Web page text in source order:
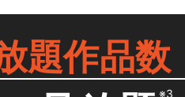
題作品数
※3